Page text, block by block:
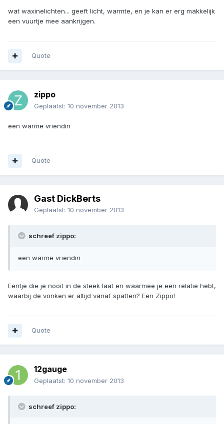
wat waxinelichten... geeft licht, warmte, en je kan er erg makkelijk
een vuurtje mee aankrijgen.
Quote
zippo
Geplaatst: 10 november 2013
een warme vriendin
Quote
Gast DickBerts
Geplaatst: 10 november 2013
schreef zippo:
een warme vriendin
Eentje die je nooit in de steek laat en waarmee je een relatie hebt,
waarbij de vonken er altijd vanaf spatten? Een Zippo!
Quote
12gauge
Geplaatst: 10 november 2013
schreef zippo: